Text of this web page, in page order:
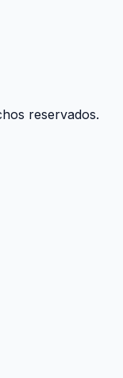
reservados.